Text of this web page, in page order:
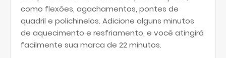
como flexões, agachamentos, pontes de
quadril e polichinelos. Adicione alguns minutos
de aquecimento e resfriamento, e você atingirá
facilmente sua marca de 22 minutos.